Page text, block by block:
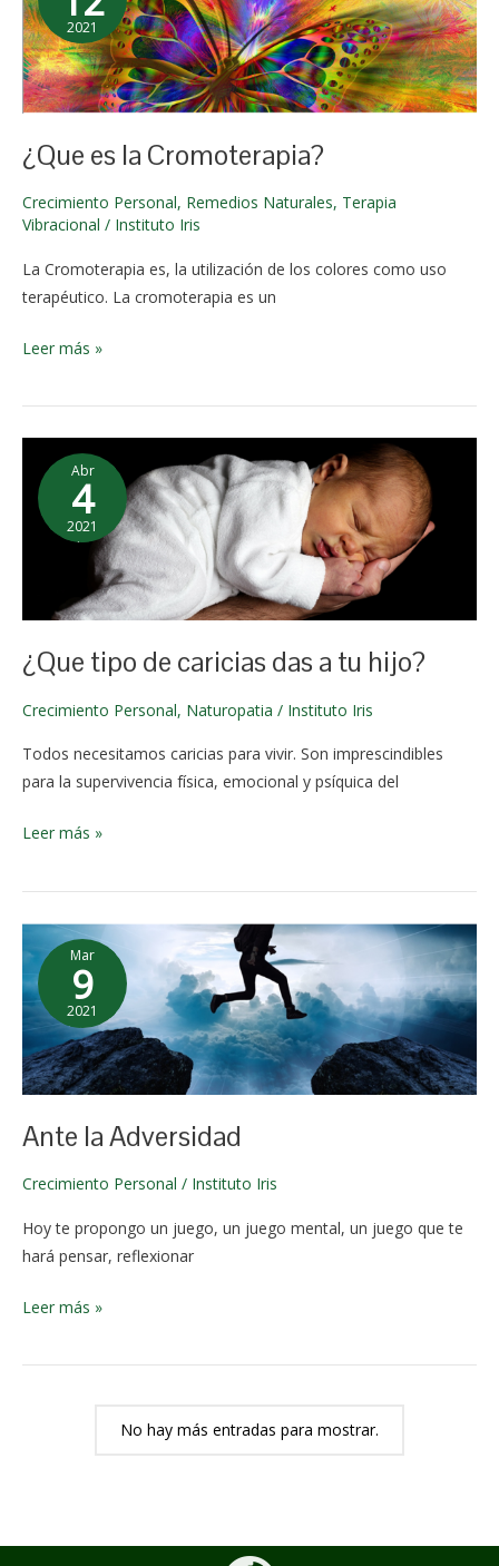
2021
2 de
junio de
2024
¿Que es la Cromoterapia?
Crecimiento Personal, Remedios Naturales, Terapia
Vibracional / Instituto Iris
La Cromoterapia es, la utilización de los colores como uso
terapéutico. La cromoterapia es un
la
Cromoterapia?
Leer más »
Abr
4
2021
23 de
septiemb
re de
¿Que tipo de caricias das a tu hijo?
Crecimiento Personal, Naturopatia / Instituto Iris
Todos necesitamos caricias para vivir. Son imprescindibles
para la supervivencia física, emocional y psíquica del
tipo
de
caricias
tu
Leer más »
Mar
9
2021
2 de
junio de
2024
Ante la Adversidad
Crecimiento Personal / Instituto Iris
Hoy te propongo un juego, un juego mental, un juego que te
hará pensar, reflexionar
la
Adversidad
Leer más »
No hay más entradas para mostrar.